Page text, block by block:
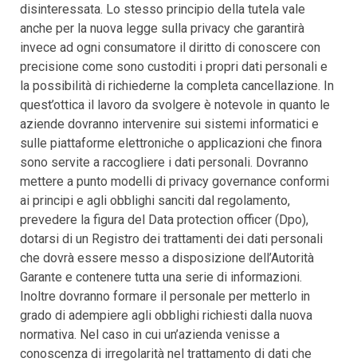
disinteressata. Lo stesso principio della tutela vale
anche per la nuova legge sulla privacy che garantirà
invece ad ogni consumatore il diritto di conoscere con
precisione come sono custoditi i propri dati personali e
la possibilità di richiederne la completa cancellazione. In
quest’ottica il lavoro da svolgere è notevole in quanto le
aziende dovranno intervenire sui sistemi informatici e
sulle piattaforme elettroniche o applicazioni che finora
sono servite a raccogliere i dati personali. Dovranno
mettere a punto modelli di privacy governance conformi
ai principi e agli obblighi sanciti dal regolamento,
prevedere la figura del Data protection officer (Dpo),
dotarsi di un Registro dei trattamenti dei dati personali
che dovrà essere messo a disposizione dell’Autorità
Garante e contenere tutta una serie di informazioni.
Inoltre dovranno formare il personale per metterlo in
grado di adempiere agli obblighi richiesti dalla nuova
normativa. Nel caso in cui un’azienda venisse a
conoscenza di irregolarità nel trattamento di dati che